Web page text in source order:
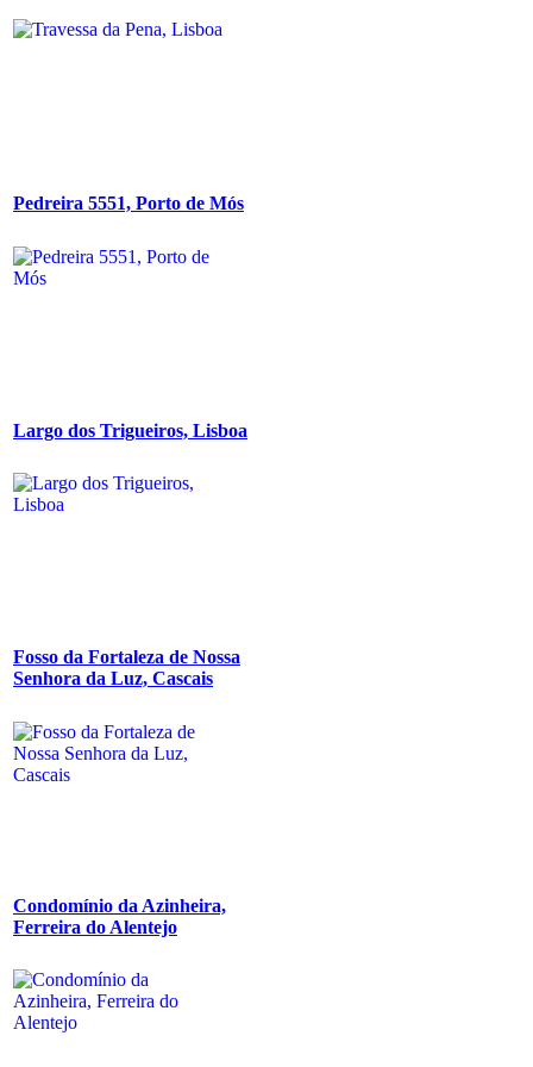
Pedreira 5551, Porto de Mós
Largo dos Trigueiros, Lisboa
Fosso da Fortaleza de Nossa
Senhora da Luz, Cascais
Condomínio da Azinheira,
Ferreira do Alentejo